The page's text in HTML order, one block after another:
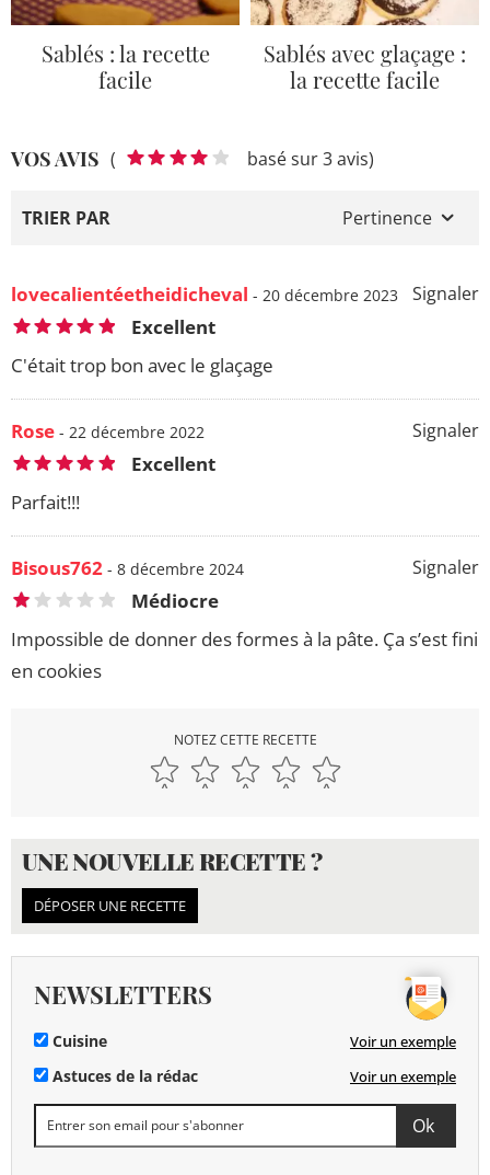
Sablés : la recette
facile
Sablés avec glaçage :
la recette facile
VOS AVIS ( basé sur 3 avis)
TRIER PAR Pertinence
Signaler
lovecalientéetheidicheval - 20 décembre 2023
Excellent
C'était trop bon avec le glaçage
Signaler
Rose - 22 décembre 2022
Excellent
Parfait!!!
Signaler
Bisous762 - 8 décembre 2024
Médiocre
Impossible de donner des formes à la pâte. Ça s’est fini
en cookies
NOTEZ CETTE RECETTE
UNE NOUVELLE RECETTE ?
DÉPOSER UNE RECETTE
NEWSLETTERS
Cuisine Voir un exemple
Astuces de la rédac Voir un exemple